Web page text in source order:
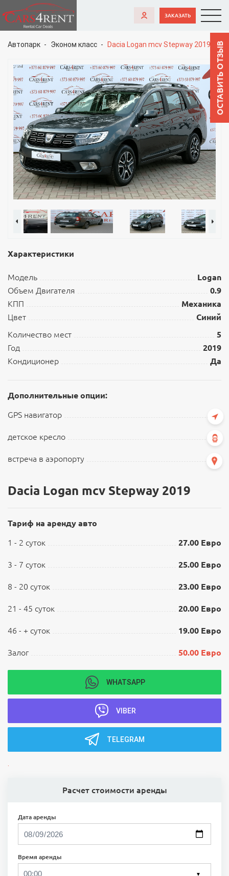
ЗАКАЗАТЬ
ОСТАВИТЬ ОТЗЫВ
Автопарк Эконом класс Dacia Logan mcv Stepway 2019
Характеристики
Модель
Logan
Объем Двигателя
0.9
КПП
Механика
Цвет
Синий
Количество мест
5
Год
2019
Кондиционер
Да
Дополнительные опции:
GPS навигатор
детское кресло
встреча в аэропорту
Dacia Logan mcv Stepway 2019
Тариф на аренду авто
1 - 2 суток 27.00 Евро
3 - 7 суток 25.00 Евро
8 - 20 суток 23.00 Евро
21 - 45 суток 20.00 Евро
46 - + суток 19.00 Евро
Залог 50.00 Евро
WHATSAPP
VIBER
TELEGRAM
.
Расчет стоимости аренды
Дата аренды
Время аренды
▼